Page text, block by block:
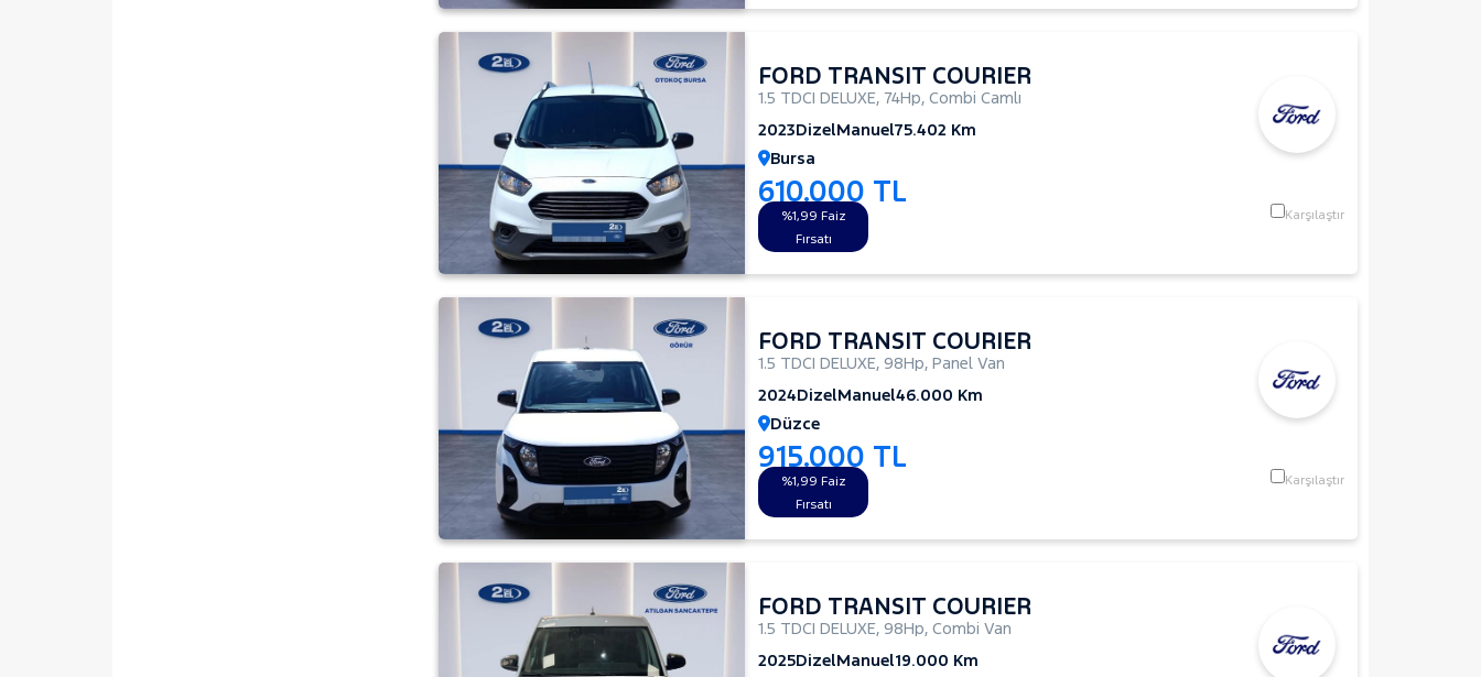
FORD TRANSIT COURIER
1.5 TDCI DELUXE, 74Hp, Combi Camlı
2023DizelManuel75.402 Km
Bursa
610.000 TL
%1,99 Faiz
Fırsatı
Karşılaştır
FORD TRANSIT COURIER
1.5 TDCI DELUXE, 98Hp, Panel Van
2024DizelManuel46.000 Km
Düzce
915.000 TL
%1,99 Faiz
Fırsatı
Karşılaştır
FORD TRANSIT COURIER
1.5 TDCI DELUXE, 98Hp, Combi Van
2025DizelManuel19.000 Km